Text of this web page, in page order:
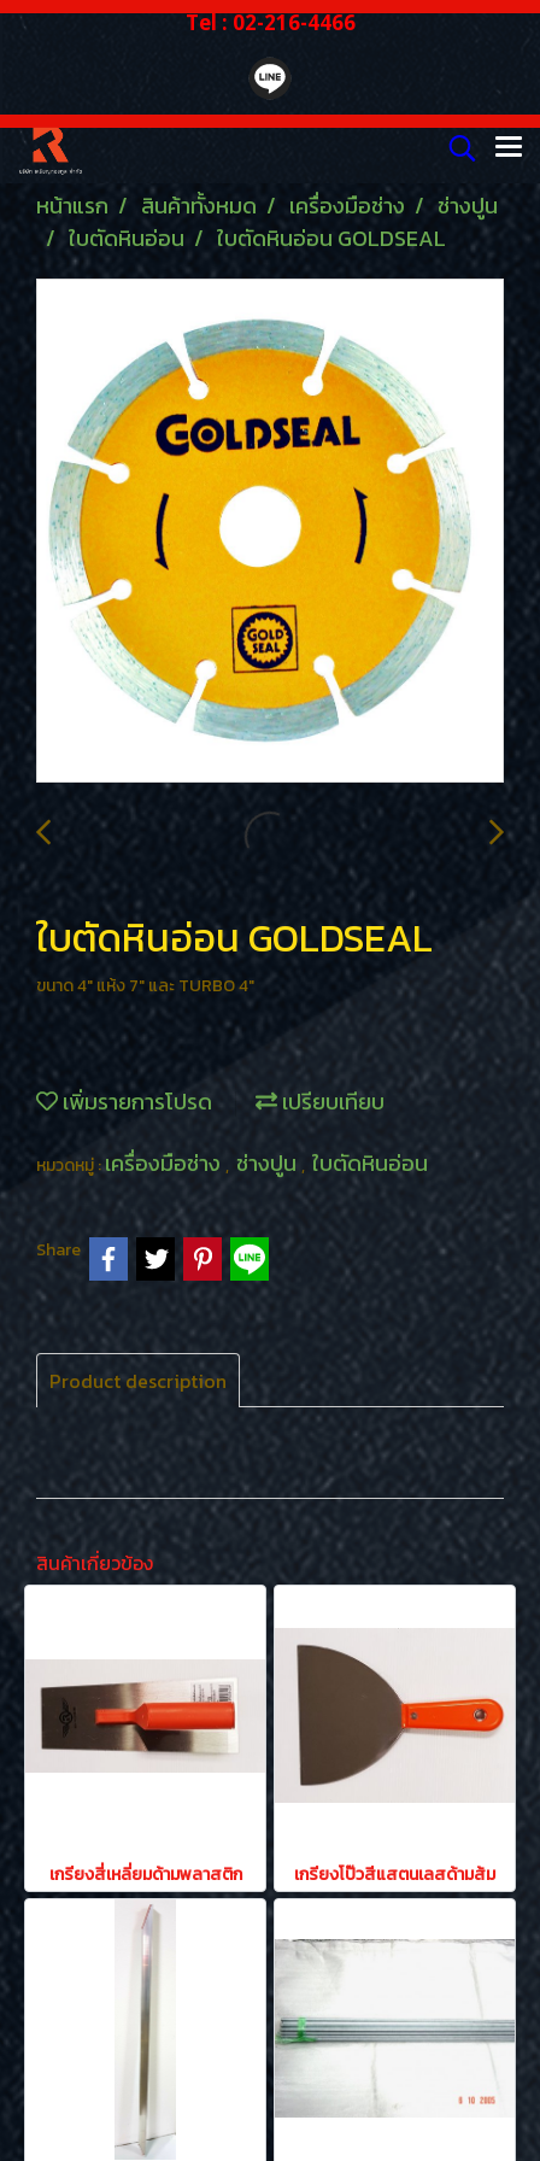
Tel : 02-216-4466
หน้าแรก สินค้าทั้งหมด เครื่องมือช่าง
ช่างปูน
ใบตัดหินอ่อน
ใบตัดหินอ่อน GOLDSEAL
ใบตัดหินอ่อน GOLDSEAL
ขนาด 4" แห้ง 7" และ TURBO 4"
เพิ่มรายการโปรด เปรียบเทียบ
หมวดหมู่ :เครื่องมือช่าง , ช่างปูน , ใบตัดหินอ่อน
Share
Product description
สินค้าเกี่ยวข้อง
เกรียงสี่เหลี่ยมด้ามพลาสติก เกรียงโป๊วสีแสตนเลสด้ามส้ม